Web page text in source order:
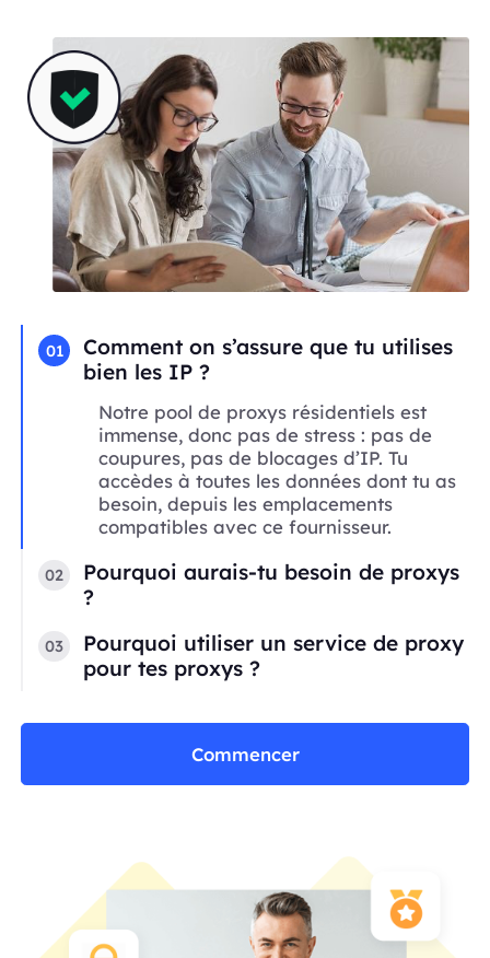
01
Comment on s’assure que tu utilises
bien les IP ?
Notre pool de proxys résidentiels est
immense, donc pas de stress : pas de
coupures, pas de blocages d’IP. Tu
accèdes à toutes les données dont tu as
besoin, depuis les emplacements
compatibles avec ce fournisseur.
02
Pourquoi aurais-tu besoin de proxys
?
03
Pourquoi utiliser un service de proxy
pour tes proxys ?
Commencer